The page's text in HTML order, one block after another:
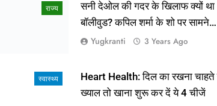
Heart Health: दिल का रखना चाहते हैं
ख्याल तो खाना शुरू कर दें ये 4 चीजें